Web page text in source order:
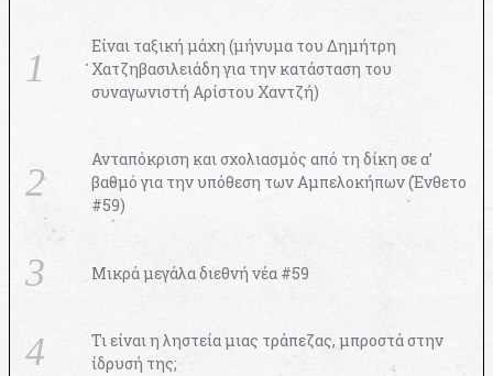
Είναι ταξική μάχη (μήνυμα του Δημήτρη
Χατζηβασιλειάδη για την κατάσταση του
συναγωνιστή Αρίστου Χαντζή)
Ανταπόκριση και σχολιασμός από τη δίκη σε α’
βαθμό για την υπόθεση των Αμπελοκήπων (Ένθετο
#59)
Μικρά μεγάλα διεθνή νέα #59
Τι είναι η ληστεία μιας τράπεζας, μπροστά στην
ίδρυσή της;